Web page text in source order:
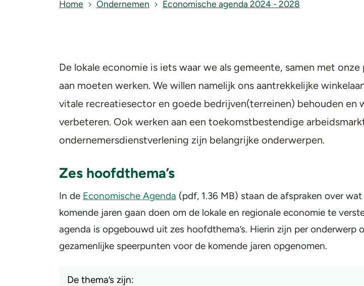
Home Ondernemen Economische agenda 2024 - 2028
De lokale economie is iets waar we als gemeente, samen met
aan moeten werken. We willen namelijk ons aantrekkelijke
vitale recreatiesector en goede bedrijven(terreinen) behouden en
verbeteren. Ook werken aan een toekomstbestendige
ondernemersdienstverlening zijn belangrijke onderwerpen.
Zes hoofdthema’s
In de Economische Agenda (pdf, 1.36 MB) staan de afspraken over
komende jaren gaan doen om de lokale en regionale economie te
agenda is opgebouwd uit zes hoofdthema’s. Hierin zijn per onderwerp
gezamenlijke speerpunten voor de komende jaren opgenomen.
De thema’s zijn: